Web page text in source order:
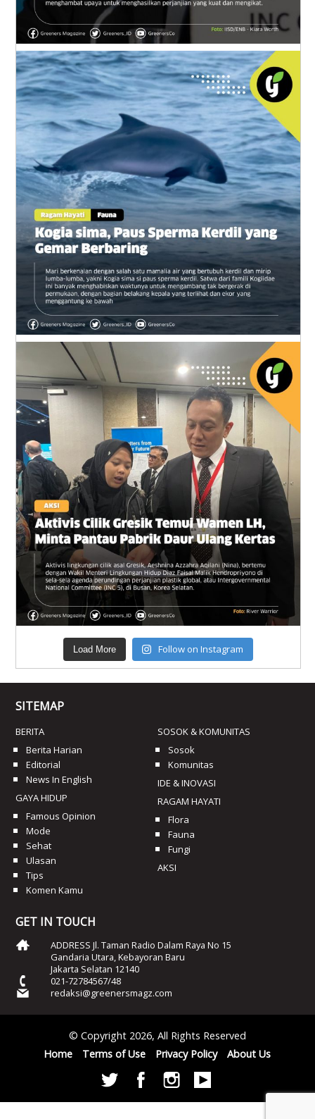
Load More Follow on Instagram
SITEMAP
BERITA
Berita Harian
Editorial
News In English
GAYA HIDUP
Famous Opinion
Mode
Sehat
Ulasan
Tips
Komen Kamu
SOSOK & KOMUNITAS
Sosok
Komunitas
IDE & INOVASI
RAGAM HAYATI
Flora
Fauna
Fungi
AKSI
GET IN TOUCH
ADDRESS Jl. Taman Radio Dalam Raya No 15
Gandaria Utara, Kebayoran Baru
Jakarta Selatan 12140
021-72784567/48
redaksi@greenersmagz.com
© Copyright 2026, All Rights Reserved
Home
Terms of Use Privacy Policy About Us